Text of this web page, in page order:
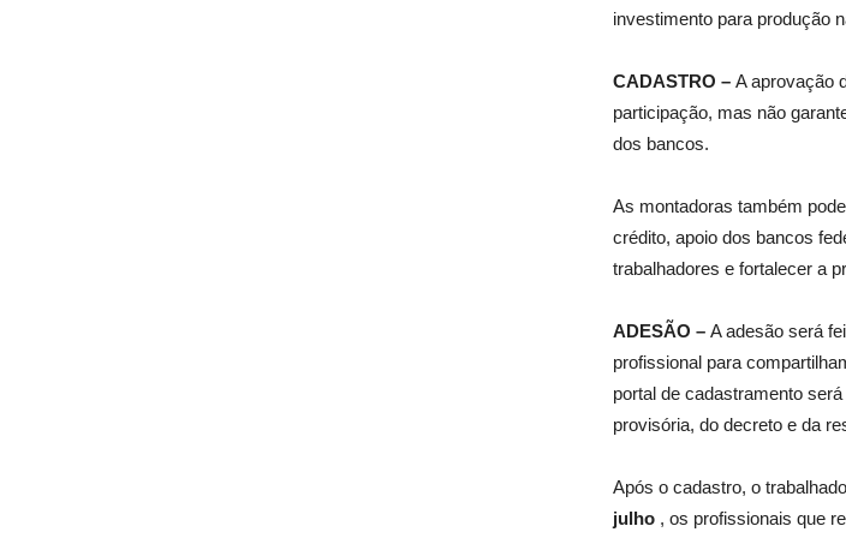
investimento para produção
CADASTRO – A aprovação
participação, mas não
dos bancos.
As montadoras também
crédito, apoio dos bancos
trabalhadores e fortalecer a
ADESÃO – A adesão será
profissional para
portal de cadastramento
provisória, do decreto e da
Após o cadastro, o
julho , os profissionais que